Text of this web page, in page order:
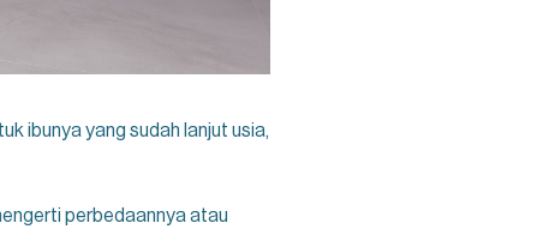
ibunya yang sudah lanjut usia,
perbedaannya atau